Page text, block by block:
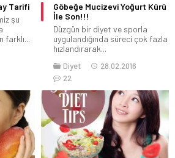
Tarifi
şu
farklı...
Göbeğe Mucizevi Yoğurt Kürü
İle Son!!!
Düzgün bir diyet ve sporla
uygulandığında süreci çok fazla
hızlandırarak...
Diyet
28.02.2016
22